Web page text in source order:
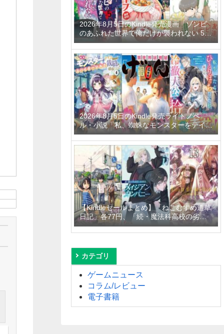
2026年8月5日のKindle発売漫画「ゾンビ
のあふれた世界で俺だけが襲われない 5
巻」「人質生活から始めるスローライフ
おかわり！ 1巻」「佐橋くんのあやかし日
和 3巻」など
2026年8月5日のKindle発売ライトノベ
ル・小説「私、蜘蛛なモンスターをテイム
したので、スパイダーシルクで裁縫を頑張
ります！ 4巻」「異世界居酒屋「げん」三
杯目」「転生したらひとりぼっちだった
私、最強国の冷徹大公に拾われる～不愛想
な最強保護者のもとで、稀代の才能が花開
きました～」など
【Kindleセールまとめ】「ねこむすめ道草
日記」各77円、「続・魔法科高校の劣等
生 メイジアン・カンパニー」99円～
50%off、「ロード・エルメロイＩＩ世の
カテゴリ
ゲームニュース
コラム/レビュー
電子書籍